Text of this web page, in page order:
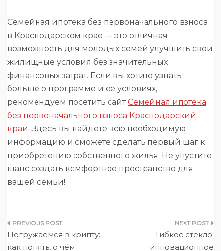
Семейная ипотека без первоначального взноса
в Краснодарском крае — это отличная
возможность для молодых семей улучшить свои
жилищные условия без значительных
финансовых затрат. Если вы хотите узнать
больше о программе и ее условиях,
рекомендуем посетить сайтСемейная ипотека
без первоначального взноса Краснодарский
край. Здесь вы найдете всю необходимую
информацию и сможете сделать первый шаг к
приобретению собственного жилья. Не упустите
шанс создать комфортное пространство для
вашей семьи!
Навигация
по
Погружаемся в крипту:
как понять, о чём
Гибкое стекло:
инновационное